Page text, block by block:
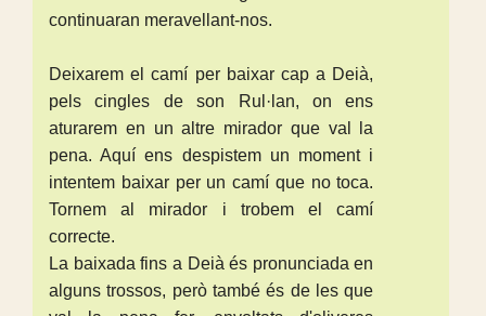
continuaran meravellant-nos.
Deixarem el camí per baixar cap a Deià,
pels cingles de son Rul·lan, on ens
aturarem en un altre mirador que val la
pena. Aquí ens despistem un moment i
intentem baixar per un camí que no toca.
Tornem al mirador i trobem el camí
correcte.
La baixada fins a Deià és pronunciada en
alguns trossos, però també és de les que